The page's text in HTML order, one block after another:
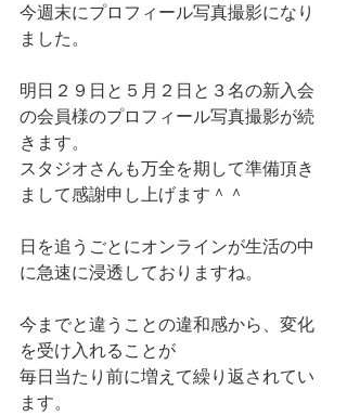
今週末にプロフィール写真撮影になり
ました。
明日２９日と５月２日と３名の新入会
の会員様のプロフィール写真撮影が続
きます。
スタジオさんも万全を期して準備頂き
まして感謝申し上げます＾＾
日を追うごとにオンラインが生活の中
に急速に浸透しておりますね。
今までと違うことの違和感から、変化
を受け入れることが
毎日当たり前に増えて繰り返されてい
ます。